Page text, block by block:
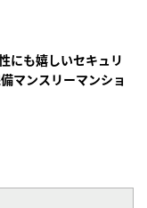
にも嬉しいセキュリ
マンスリーマンショ